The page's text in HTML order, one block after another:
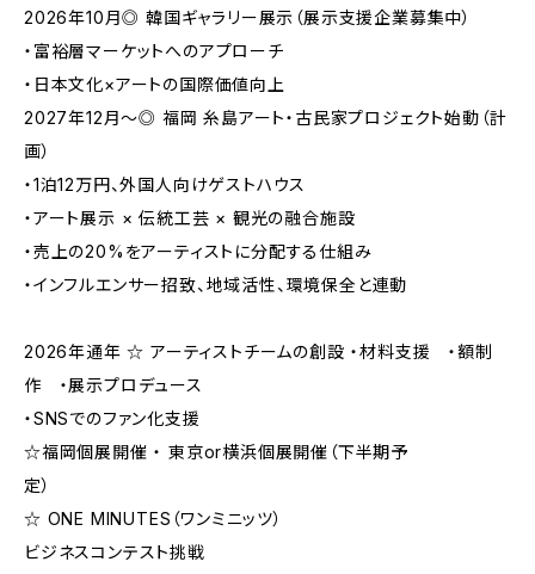
2026年10月◎ 韓国ギャラリー展示（展示支援企業募集中）
・富裕層マーケットへのアプローチ
・日本文化×アートの国際価値向上
2027年12月〜◎ 福岡 糸島アート・古民家プロジェクト始動（計
画）
・1泊12万円、外国人向けゲストハウス
・アート展示 × 伝統工芸 × 観光の融合施設
・売上の20%をアーティストに分配する仕組み
・インフルエンサー招致、地域活性、環境保全と連動
2026年通年 ☆ アーティストチームの創設 ・材料支援 ・額制
作 ・展示プロデュース
・SNSでのファン化支援
☆福岡個展開催 ・ 東京or横浜個展開催（下半期予
定）
☆ ONE MINUTES（ワンミニッツ）
ビジネスコンテスト挑戦